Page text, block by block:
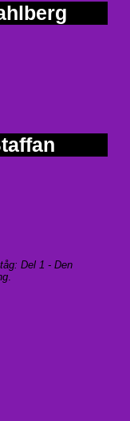
Del 1 - Den
.